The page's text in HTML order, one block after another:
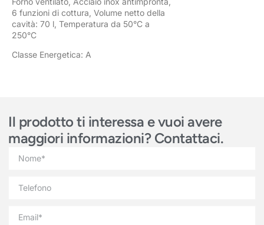
6 funzioni di cottura, Volume netto della
cavità: 70 l, Temperatura da 50°C a
250°C
Classe Energetica: A
Il prodotto ti interessa e vuoi avere
maggiori informazioni? Contattaci.